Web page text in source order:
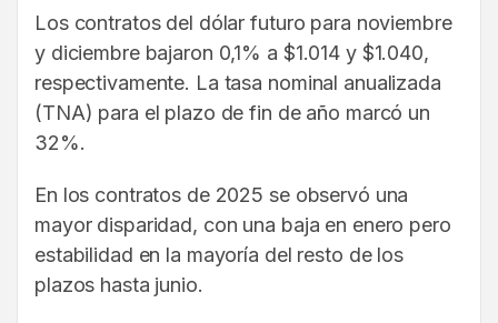
Los contratos del dólar futuro para noviembre
y diciembre bajaron 0,1% a $1.014 y $1.040,
respectivamente. La tasa nominal anualizada
(TNA) para el plazo de fin de año marcó un
32%.
En los contratos de 2025 se observó una
mayor disparidad, con una baja en enero pero
estabilidad en la mayoría del resto de los
plazos hasta junio.